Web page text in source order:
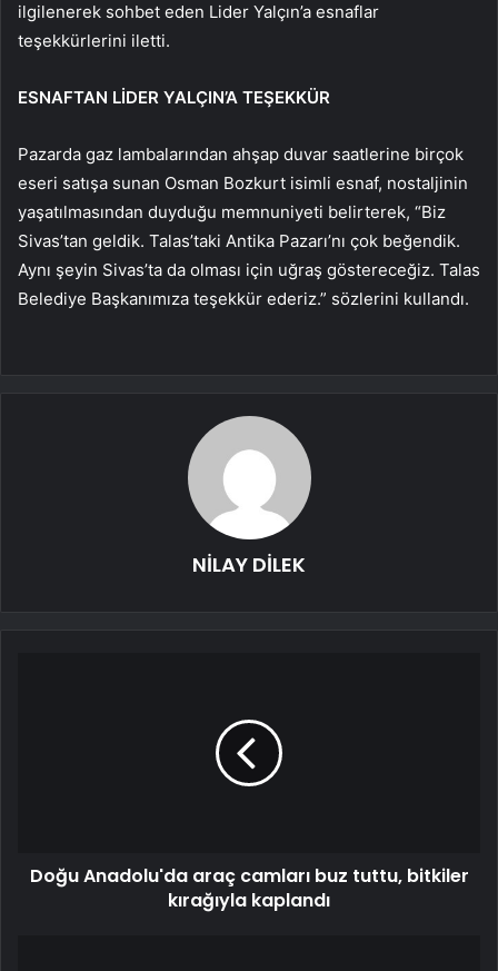
ilgilenerek sohbet eden Lider Yalçın’a esnaflar
teşekkürlerini iletti.
ESNAFTAN LİDER YALÇIN’A TEŞEKKÜR
Pazarda gaz lambalarından ahşap duvar saatlerine birçok
eseri satışa sunan Osman Bozkurt isimli esnaf, nostaljinin
yaşatılmasından duyduğu memnuniyeti belirterek, “Biz
Sivas’tan geldik. Talas’taki Antika Pazarı’nı çok beğendik.
Aynı şeyin Sivas’ta da olması için uğraş göstereceğiz. Talas
Belediye Başkanımıza teşekkür ederiz.” sözlerini kullandı.
NİLAY DİLEK
Doğu Anadolu'da araç camları buz tuttu, bitkiler
kırağıyla kaplandı